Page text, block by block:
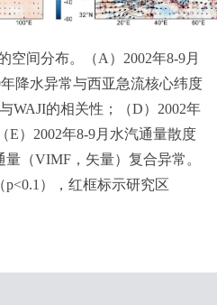
空间分布。（A）2002年8-9月
降水异常与西亚急流核心纬度
WAJI的相关性；（D）2002年
E）2002年8-9月水汽通量散度
量（VIMF，矢量）复合异常。
），红框标示研究区